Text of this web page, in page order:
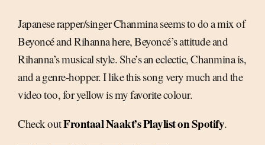
Japanese rapper/singer Chanmina seems to do a mix of
Beyoncé and Rihanna here, Beyoncé’s attitude and
Rihanna’s musical style. She’s an eclectic, Chanmina is,
and a genre-hopper. I like this song very much and the
video too, for yellow is my favorite colour.
Check outFrontaal Naakt’s Playlist on Spotify.